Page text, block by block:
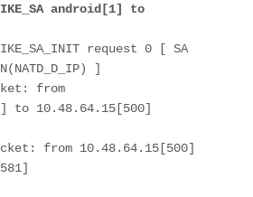
android[1] to
request 0 [ SA
]
from
to 10.48.64.15[500]
from 10.48.64.15[500]